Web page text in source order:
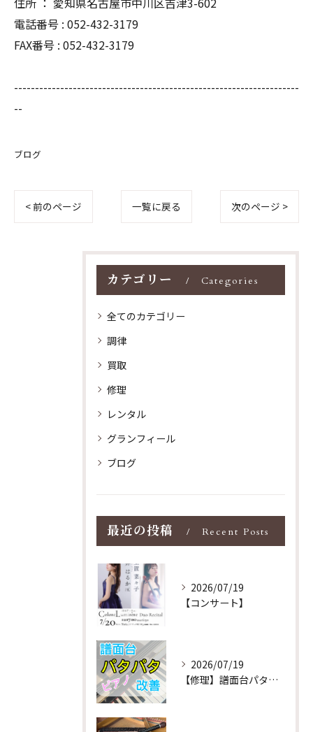
電話番号 : 052-432-3179
FAX番号 : 052-432-3179
--------------------------------------------------------------------
--
ブログ
< 前のページ 一覧に戻る 次のページ >
カテゴリー Categories
全てのカテゴリー
調律
買取
修理
レンタル
グランフィール
ブログ
最近の投稿 Recent Posts
2026/07/19
【コンサート】
2026/07/19
【修理】譜面台パタパタを改善！ストレス解消！